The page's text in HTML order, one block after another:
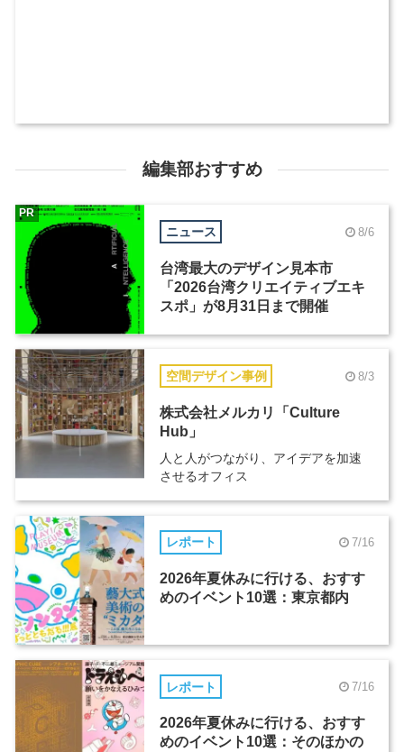
編集部おすすめ
ニュース 8/6
台湾最大のデザイン見本市
「2026台湾クリエイティブエキ
スポ」が8月31日まで開催
PR
空間デザイン事例 8/3
株式会社メルカリ「Culture
Hub」
人と人がつながり、アイデアを加速
させるオフィス
レポート 7/16
2026年夏休みに行ける、おすす
めのイベント10選：東京都内
レポート 7/16
2026年夏休みに行ける、おすす
めのイベント10選：そのほかの